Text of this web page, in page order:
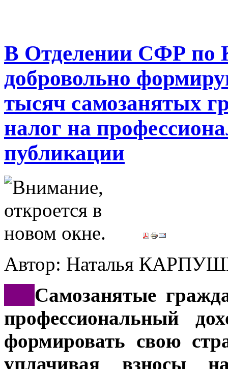
В Отделении СФР по
добровольно
тысяч самозанятых
налог на
публикации
Автор: Наталья
Самозанятые
профессиональный
формировать свою
уплачивая взносы